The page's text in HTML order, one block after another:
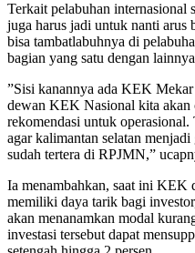
Terkait pelabuhan internasional
juga harus jadi untuk nanti arus
bisa tambatlabuhnya di
bagian yang satu dengan
”Sisi kanannya ada KEK
dewan KEK Nasional kita akan
rekomendasi untuk
agar kalimantan selatan
sudah tertera di RPJMN,”
Ia menambahkan, saat ini KEK
memiliki daya tarik bagi
akan menanamkan modal
investasi tersebut dapat